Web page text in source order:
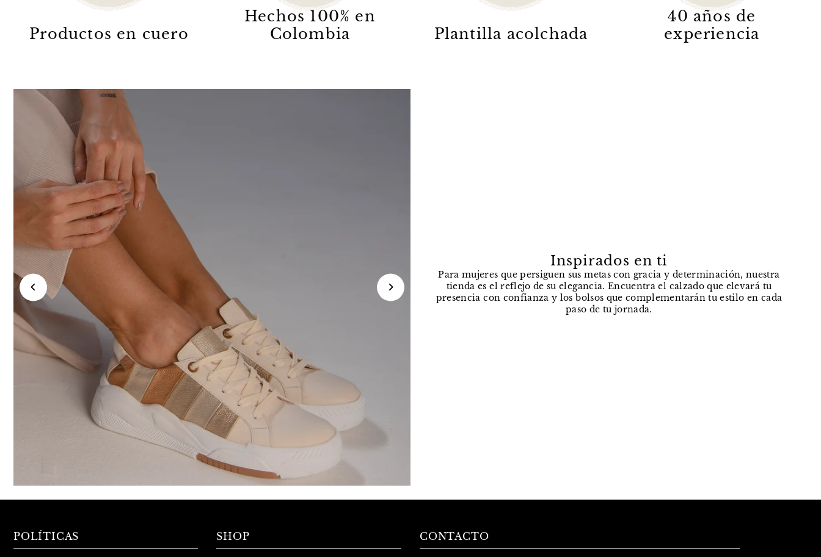
Productos en cuero
Hechos 100% en
Colombia
Plantilla acolchada
40 años de
experiencia
Inspirados en ti
Para mujeres que persiguen sus metas con gracia y determinación, nuestra
tienda es el reflejo de su elegancia. Encuentra el calzado que elevará tu
presencia con confianza y los bolsos que complementarán tu estilo en cada
paso de tu jornada.
POLÍTICAS SHOP CONTACTO